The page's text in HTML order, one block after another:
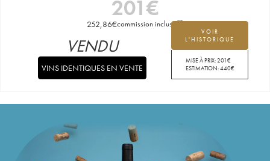
201€
252,86€commission incluse
VOIR
L'HISTORIQUE
MISE À PRIX:201€
ESTIMATION:440€
VENDU
VINS IDENTIQUES EN VENTE